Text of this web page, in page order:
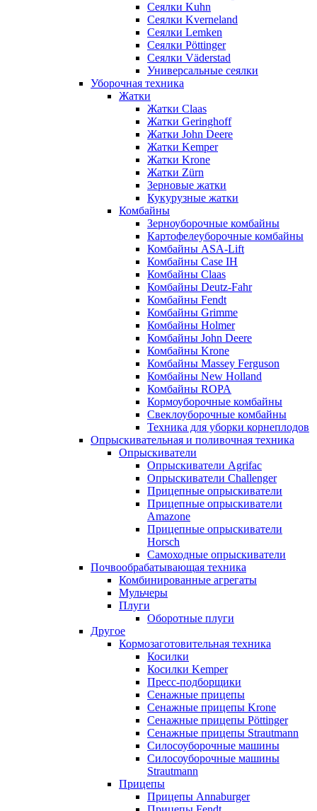
Сеялки Kuhn
Сеялки Kverneland
Сеялки Lemken
Сеялки Pöttinger
Сеялки Väderstad
Универсальные сеялки
Уборочная техника
Жатки
Жатки Claas
Жатки Geringhoff
Жатки John Deere
Жатки Kemper
Жатки Krone
Жатки Zürn
Зерновые жатки
Кукурузные жатки
Комбайны
Зерноуборочные комбайны
Картофелеуборочные комбайны
Комбайны ASA-Lift
Комбайны Case IH
Комбайны Claas
Комбайны Deutz-Fahr
Комбайны Fendt
Комбайны Grimme
Комбайны Holmer
Комбайны John Deere
Комбайны Krone
Комбайны Massey Ferguson
Комбайны New Holland
Комбайны ROPA
Кормоуборочные комбайны
Свеклоуборочные комбайны
Техника для уборки корнеплодов
Опрыскивательная и поливочная техника
Опрыскиватели
Опрыскиватели Agrifac
Опрыскиватели Challenger
Прицепные опрыскиватели
Прицепные опрыскиватели
Amazone
Прицепные опрыскиватели
Horsch
Самоходные опрыскиватели
Почвообрабатывающая техника
Комбинированные агрегаты
Мульчеры
Плуги
Оборотные плуги
Другое
Кормозаготовительная техника
Косилки
Косилки Kemper
Пресс-подборщики
Сенажные прицепы
Сенажные прицепы Krone
Сенажные прицепы Pöttinger
Сенажные прицепы Strautmann
Силосоуборочные машины
Силосоуборочные машины
Strautmann
Прицепы
Прицепы Annaburger